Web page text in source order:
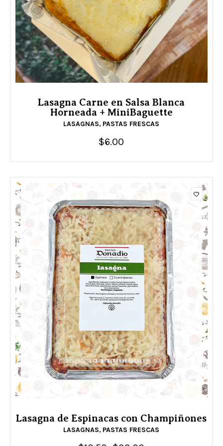
Lasagna Carne en Salsa Blanca
Horneada + MiniBaguette
LASAGNAS, PASTAS FRESCAS
$6.00
Lasagna de Espinacas con Champiñones
LASAGNAS, PASTAS FRESCAS